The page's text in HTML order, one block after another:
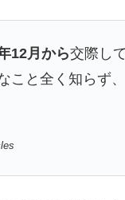
12月から交際し
と全く知らず